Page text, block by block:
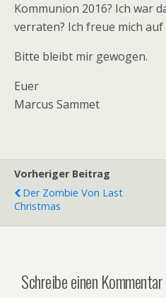
Kommunion 2016? Ich war
verraten? Ich freue mich auf
Bitte bleibt mir gewogen.
Euer
Marcus Sammet
Vorheriger Beitrag
Der Zombie Von Last
Christmas
Schreibe einen Kommentar